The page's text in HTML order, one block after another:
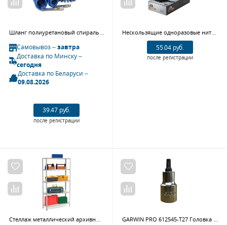
Шланг полиуретановый спиральный Garage 8910720 (6.5/10 мм, 10 м)
Самовывоз –завтра
Доставка по Минску –
сегодня
Доставка по Беларуси –
09.08.2026
39.47 руб.
после регистрации
Нескользящие одноразовые нитриловые перчатки JetaPRO JSN NATRIX
55.04 руб.
после регистрации